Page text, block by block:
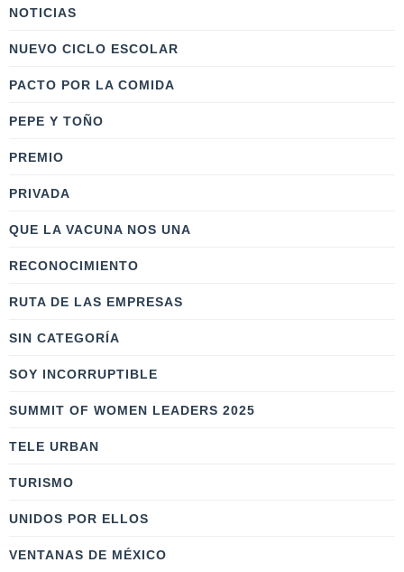
NOTICIAS
NUEVO CICLO ESCOLAR
PACTO POR LA COMIDA
PEPE Y TOÑO
PREMIO
PRIVADA
QUE LA VACUNA NOS UNA
RECONOCIMIENTO
RUTA DE LAS EMPRESAS
SIN CATEGORÍA
SOY INCORRUPTIBLE
SUMMIT OF WOMEN LEADERS 2025
TELE URBAN
TURISMO
UNIDOS POR ELLOS
VENTANAS DE MÉXICO